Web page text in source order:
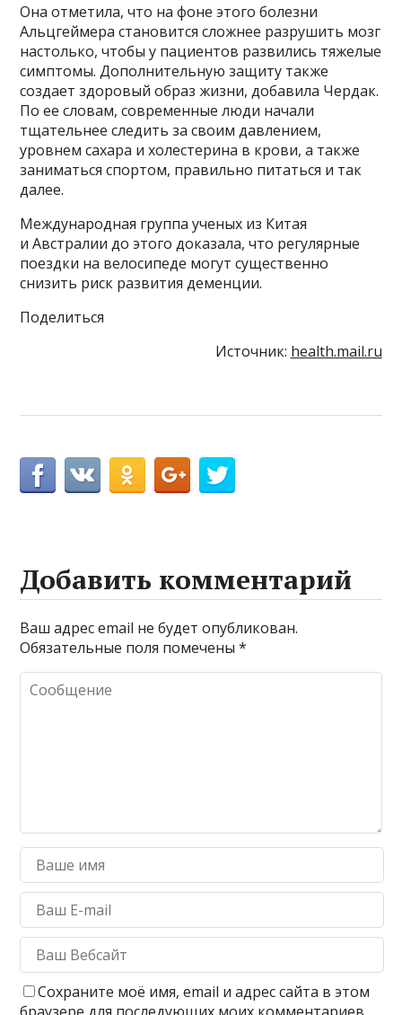
Она отметила, что на фоне этого болезни
Альцгеймера становится сложнее разрушить мозг
настолько, чтобы у пациентов развились тяжелые
симптомы. Дополнительную защиту также
создает здоровый образ жизни, добавила Чердак.
По ее словам, современные люди начали
тщательнее следить за своим давлением,
уровнем сахара и холестерина в крови, а также
заниматься спортом, правильно питаться и так
далее.
Международная группа ученых из Китая
и Австралии до этого доказала, что регулярные
поездки на велосипеде могут существенно
снизить риск развития деменции.
Поделиться
Источник: health.mail.ru
Добавить комментарий
Ваш адрес email не будет опубликован.
Обязательные поля помечены*
Сохраните моё имя, email и адрес сайта в этом